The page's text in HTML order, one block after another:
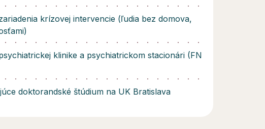
krízovej intervencie (ľudia bez domova,
klinike a psychiatrickom stacionári (FN
doktorandské štúdium na UK Bratislava